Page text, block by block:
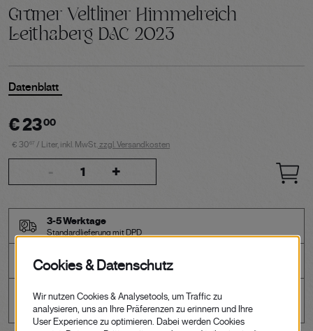
Grüner Veltliner Himmelreich
Leithaberg DAC 2023
Datenblatt
€2300
€ 3067 / Liter, inkl. MwSt. zzgl. Versandkosten
- +
3-5 Werktage
Standardlieferung mit DPD
ab einem Bestellwert von €100
Sichere Bezahlmöglichkeiten